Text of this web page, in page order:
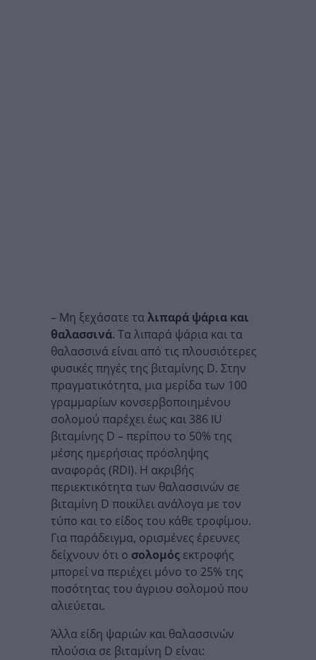
– Μη ξεχάσατε ταλιπαρά ψάρια και
θαλασσινά. Τα λιπαρά ψάρια και τα
θαλασσινά είναι από τις πλουσιότερες
φυσικές πηγές της βιταμίνης D. Στην
πραγματικότητα, μια μερίδα των 100
γραμμαρίων κονσερβοποιημένου
σολομού παρέχει έως και 386 IU
βιταμίνης D – περίπου το 50% της
μέσης ημερήσιας πρόσληψης
αναφοράς (RDI). Η ακριβής
περιεκτικότητα των θαλασσινών σε
βιταμίνη D ποικίλει ανάλογα με τον
τύπο και το είδος του κάθε τροφίμου.
Για παράδειγμα, ορισμένες έρευνες
δείχνουν ότι ο σολομός εκτροφής
μπορεί να περιέχει μόνο το 25% της
ποσότητας του άγριου σολομού που
αλιεύεται.
Άλλα είδη ψαριών και θαλασσινών
πλούσια σε βιταμίνη D είναι: